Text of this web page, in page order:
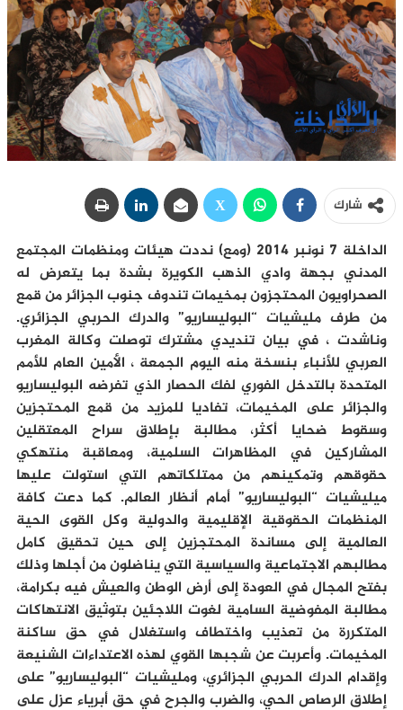
شارك
الداخلة 7 نونبر 2014 (ومع) نددت هيئات ومنظمات المجتمع
المدني بجهة وادي الذهب الكويرة بشدة بما يتعرض له
الصحراويون المحتجزون بمخيمات تندوف جنوب الجزائر من قمع
من طرف مليشيات “البوليساريو” والدرك الحربي الجزائري.
وناشدت ، في بيان تنديدي مشترك توصلت وكالة المغرب
العربي للأنباء بنسخة منه اليوم الجمعة ، الأمين العام للأمم
المتحدة بالتدخل الفوري لفك الحصار الذي تفرضه البوليساريو
والجزائر على المخيمات، تفاديا للمزيد من قمع المحتجزين
وسقوط ضحايا أكثر، مطالبة بإطلاق سراح المعتقلين
المشاركين في المظاهرات السلمية، ومعاقبة منتهكي
حقوقهم وتمكينهم من ممتلكاتهم التي استولت عليها
ميليشيات “البوليساريو” أمام أنظار العالم. كما دعت كافة
المنظمات الحقوقية الإقليمية والدولية وكل القوى الحية
العالمية إلى مساندة المحتجزين إلى حين تحقيق كامل
مطالبهم الاجتماعية والسياسية التي يناضلون من أجلها وذلك
بفتح المجال في العودة إلى أرض الوطن والعيش فيه بكرامة،
مطالبة المفوضية السامية لغوت اللاجئين بتوثيق الانتهاكات
المتكررة من تعذيب واختطاف واستغلال في حق ساكنة
المخيمات. وأعربت عن شجبها القوي لهذه الاعتداءات الشنيعة
وإقدام الدرك الحربي الجزائري، ومليشيات “البوليساريو” على
إطلاق الرصاص الحي، والضرب والجرح في حق أبرياء عزل على